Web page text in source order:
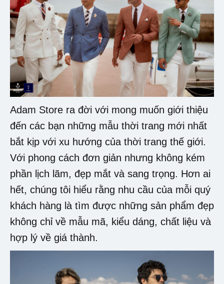
Adam Store ra đời với mong muốn giới thiệu
đến các bạn những mẫu thời trang mới nhất
bắt kịp với xu hướng của thời trang thế giới.
Với phong cách đơn giản nhưng không kém
phần lịch lãm, đẹp mắt và sang trọng. Hơn ai
hết, chúng tôi hiểu rằng nhu cầu của mỗi quý
khách hàng là tìm được những sản phẩm đẹp
không chỉ về mẫu mã, kiểu dáng, chất liệu và
hợp lý về giá thành.